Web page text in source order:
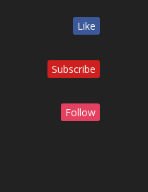
Like
Subscribe
Follow